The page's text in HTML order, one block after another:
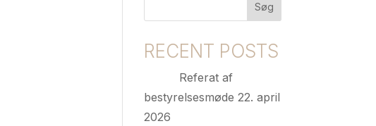
Søg
RECENT POSTS
Referat af
bestyrelsesmøde 22. april
2026